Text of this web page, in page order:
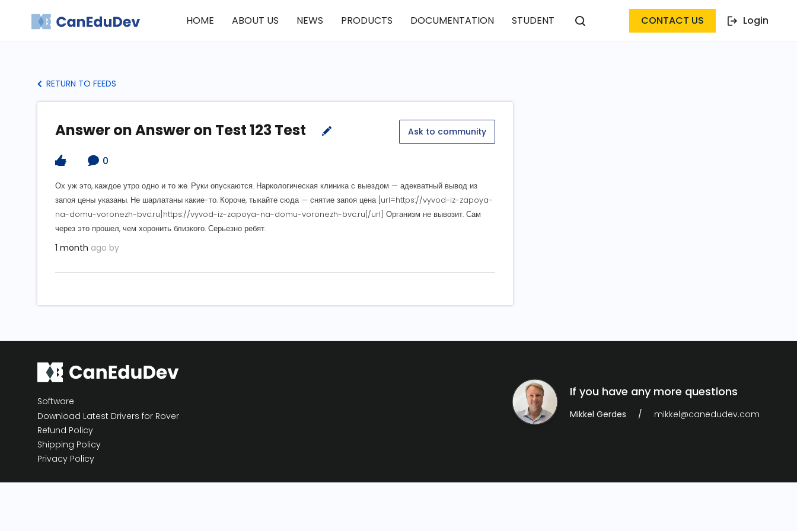
HOME ABOUT US NEWS PRODUCTS DOCUMENTATION STUDENT CONTACT US Login
RETURN TO FEEDS
Answer on Answer on Test 123 Test Ask to community
0
Ох уж это, каждое утро одно и то же. Руки опускаются. Наркологическая клиника с выездом — адекватный вывод из
запоя цены указаны. Не шарлатаны какие-то. Короче, тыкайте сюда — снятие запоя цена [url=https://vyvod-iz-zapoya-
na-domu-voronezh-bvc.ru]https://vyvod-iz-zapoya-na-domu-voronezh-bvc.ru[/url] Организм не вывозит. Сам
через это прошел, чем хоронить близкого. Серьезно ребят.
1 month ago by
Software
Download Latest Drivers for Rover
Refund Policy
Shipping Policy
Privacy Policy
If you have any more questions
Mikkel Gerdes mikkel@canedudev.com